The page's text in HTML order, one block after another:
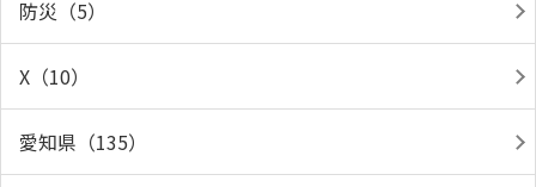
防災（5）
X（10）
愛知県（135）